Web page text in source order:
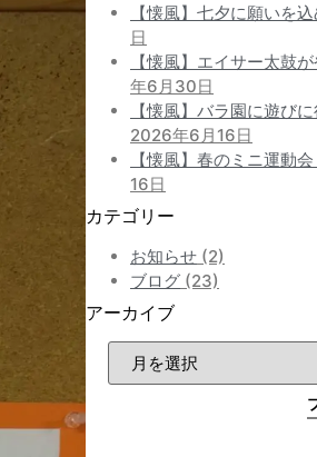
【懐風】七夕に願いを
日
【懐風】エイサー太鼓
年6月30日
【懐風】バラ園に遊び
2026年6月16日
【懐風】春のミニ運動
16日
カテゴリー
お知らせ (2)
ブログ (23)
アーカイブ